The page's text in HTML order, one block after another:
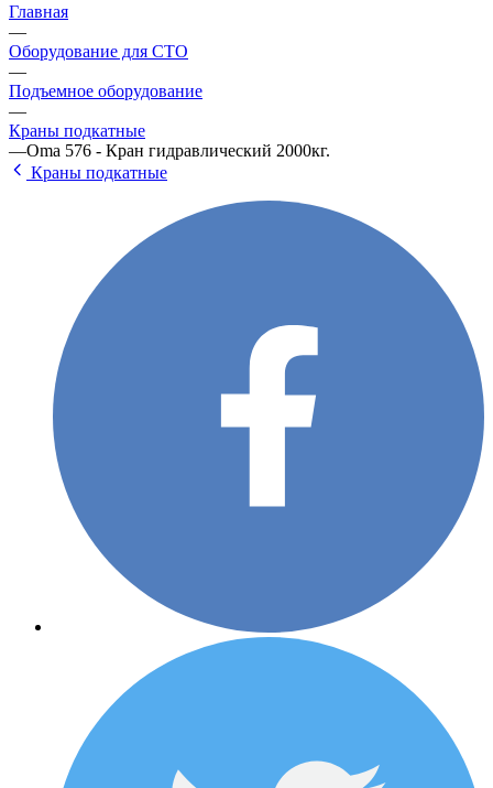
Главная
—
Оборудование для СТО
—
Подъемное оборудование
—
Краны подкатные
—Oma 576 - Кран гидравлический 2000кг.
Краны подкатные